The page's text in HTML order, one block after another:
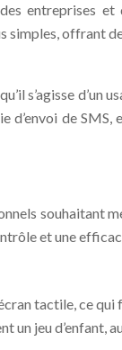
entreprises
simples, offrant
s’agisse d’un
de
souhaitant
et une
tactile, ce
un jeu d’enfant,